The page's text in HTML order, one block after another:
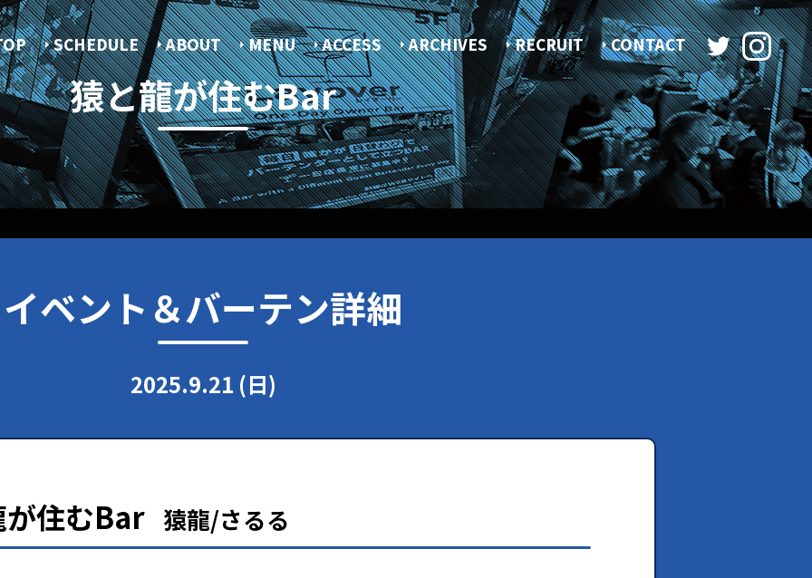
猿と龍が住むBar
SCHEDULE ABOUT MENU ACCESS ARCHIVES RECRUIT CONTACT
イベント＆バーテン詳細
2025.9.21 (日)
住むBar 猿龍/さるる